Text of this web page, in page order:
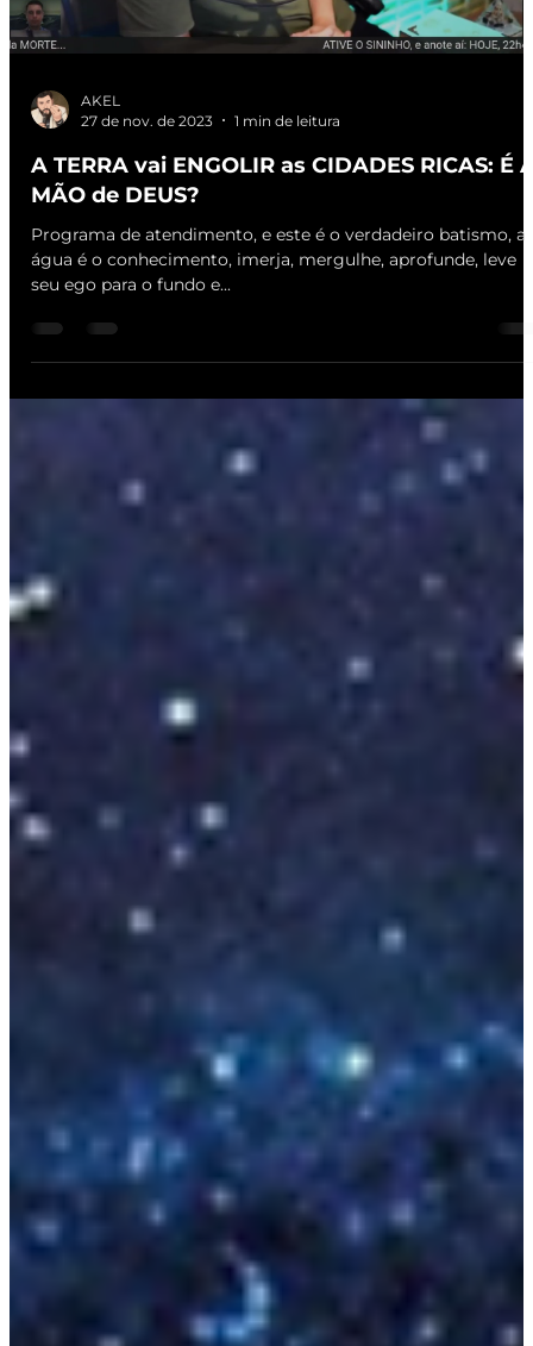
AKEL
27 de nov. de 2023
1 min de leitura
A TERRA vai ENGOLIR as CIDADES RICAS: É
MÃO de DEUS?
Programa de atendimento, e este é o verdadeiro batismo, a
água é o conhecimento, imerja, mergulhe, aprofunde, leve
seu ego para o fundo e...